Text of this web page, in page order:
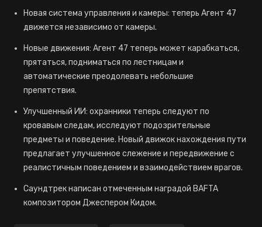
Новая система управления и камеры: теперь Агент 47
движется независимо от камеры.
Новые движения: Агент 47 теперь может карабкаться,
прятаться, подниматься по лестницам и
автоматические преодолевать небольшие
препятствия.
Улучшенный ИИ: охранники теперь следуют по
кровавым следам, исследуют подозрительные
предметы и поведение. Новый движок нахождения пути
предлагает улучшенное слежение и передвижение с
реалистичным поведением и взаимодействием врагов.
Саундтрек написан отмеченным наградой BAFTA
композитором Джеспером Кидом.